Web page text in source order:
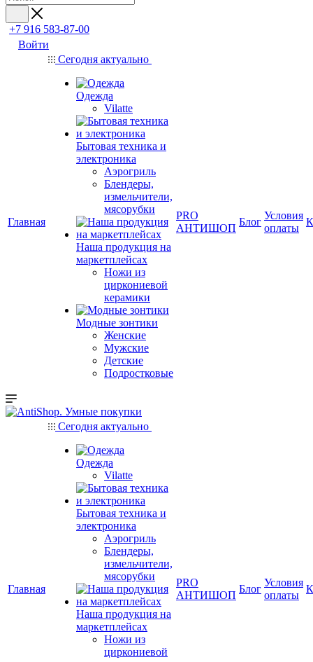
+7 916 583-87-00
Войти
Главная
Сегодня актуально
Одежда
Vilatte
Бытовая техника и
электроника
Аэрогриль
Блендеры,
измельчители,
мясорубки
Наша продукция на
маркетплейсах
Ножи из
циркониевой
керамики
Модные зонтики
Женские
Мужские
Детские
Подростковые
PRO
АНТИШОП
Блог
Условия
оплаты
Главная
Сегодня актуально
Одежда
Vilatte
Бытовая техника и
электроника
Аэрогриль
Блендеры,
измельчители,
мясорубки
Наша продукция на
маркетплейсах
Ножи из
циркониевой
PRO
АНТИШОП
Блог
Условия
оплаты